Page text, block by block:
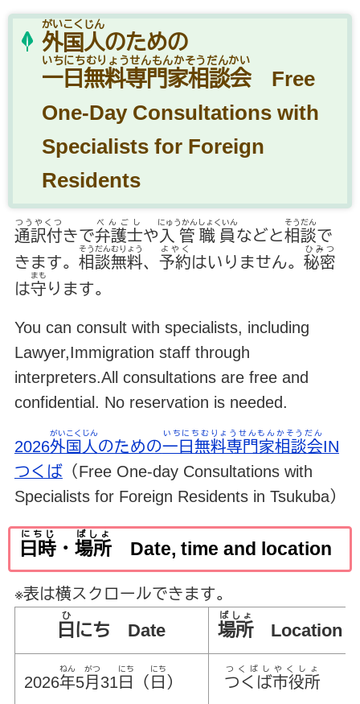
外国人
がいこくじん
のための
一日無料専門家相談会
いちにちむりょうせんもんかそうだんかい
Free
One-Day Consultations with
Specialists for Foreign
Residents
通訳付
つうやくつ
きで弁護士
べんごし
や 入管職員
にゅうかんしょくいん
などと相談
そうだん
で
きます。 相談無料
そうだんむりょう
、 予約
よやく
はいりません。 秘密
ひみつ
は守
まも
ります。
You can consult with specialists, including
Lawyer,Immigration staff through
interpreters.All consultations are free and
confidential. No reservation is needed.
2026外国人
がいこくじん
のための一日無料専門家相談会
いちにちむりょうせんもんかそうだん
IN
つくば（Free One-day Consultations with
Specialists for Foreign Residents in Tsukuba）
日時
にちじ
・ 場所
ばしょ
Date, time and location
※表は横スクロールできます。
日
ひ
にち Date 場所
ばしょ
Location
2026年
ねん
5月
がつ
31 日
にち
（ 日
にち
） つくば市役所
つくばしやくしょ